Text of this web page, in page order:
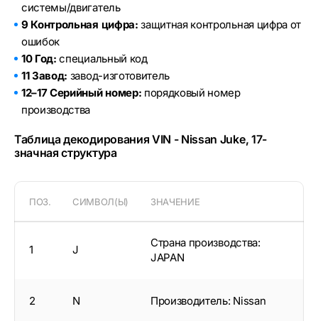
системы/двигатель
9 Контрольная цифра: защитная контрольная цифра от
ошибок
10 Год: специальный код
11 Завод: завод-изготовитель
12–17 Серийный номер: порядковый номер
производства
Таблица декодирования VIN - Nissan Juke, 17-
значная структура
ПОЗ. СИМВОЛ(Ы) ЗНАЧЕНИЕ
1 J
Страна производства:
JAPAN
2 N Производитель: Nissan